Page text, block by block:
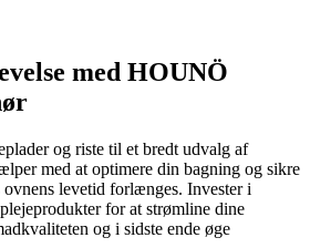
med HOUNÖ
og riste til et bredt udvalg af
med at optimere din bagning og sikre
ovnens levetid forlænges. Invester i
for at strømline dine
og i sidste ende øge